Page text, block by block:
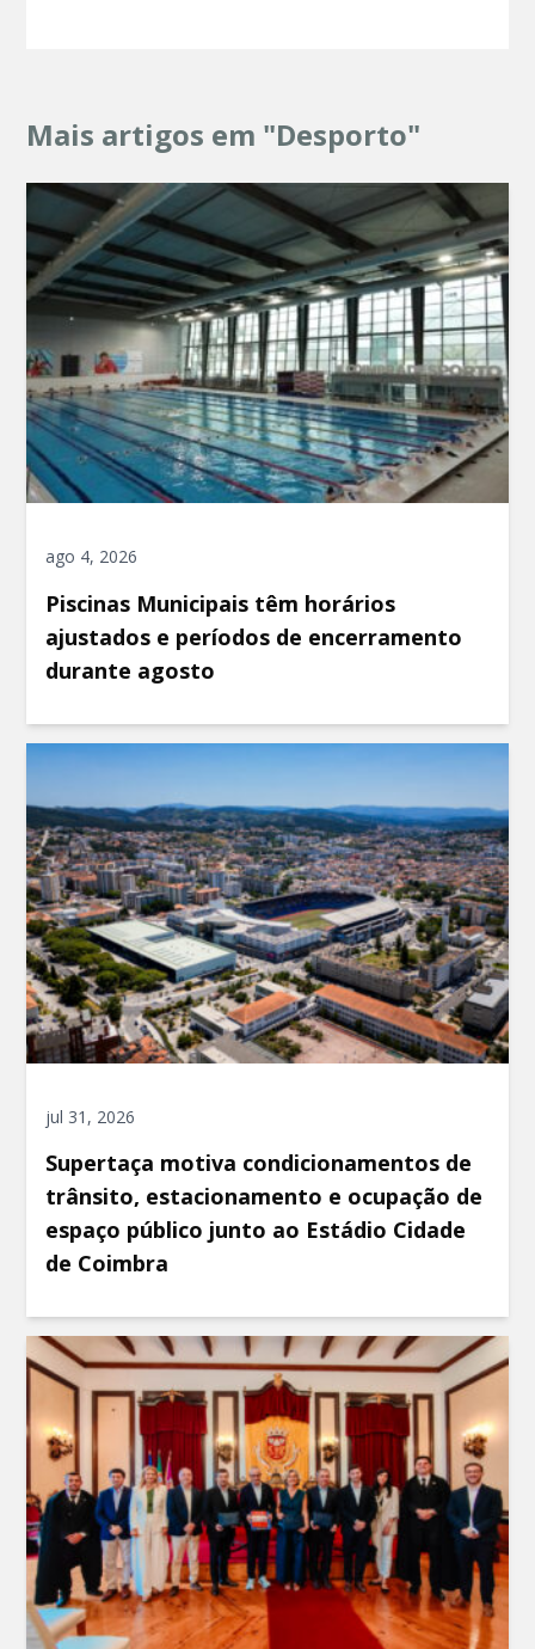
Mais artigos em "Desporto"
ago 4, 2026
Piscinas Municipais têm horários
ajustados e períodos de encerramento
durante agosto
jul 31, 2026
Supertaça motiva condicionamentos de
trânsito, estacionamento e ocupação de
espaço público junto ao Estádio Cidade
de Coimbra